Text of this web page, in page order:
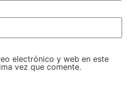
electrónico y web en este
vez que comente.